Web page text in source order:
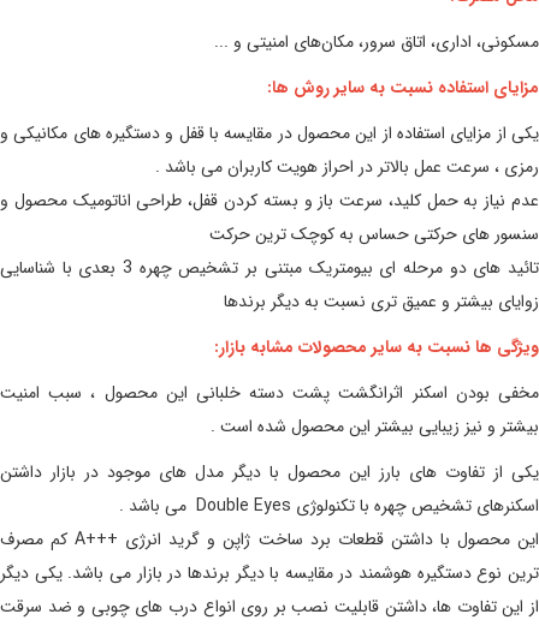
مسکونی، اداری، اتاق سرور، مکان‌های امنیتی و ...
مزایای استفاده نسبت به سایر روش ها:
یکی از مزایای استفاده از این محصول در مقایسه با قفل و دستگیره های مکانیکی و
رمزی ، سرعت عمل بالاتر در احراز هویت کاربران می باشد .
عدم نیاز به حمل کلید، سرعت باز و بسته کردن قفل، طراحی اناتومیک محصول و
سنسور های حرکتی حساس به کوچک ترین حرکت
تائید های دو مرحله ای بیومتریک مبتنی بر تشخیص چهره 3 بعدی با شناسایی
زوایای بیشتر و عمیق تری نسبت به دیگر برندها
ویژگی ها نسبت به سایر محصولات مشابه بازار:
مخفی بودن اسکنر اثرانگشت پشت دسته خلبانی این محصول ، سبب امنیت
بیشتر و نیز زیبایی بیشتر این محصول شده است .
یکی از تفاوت های بارز این محصول با دیگر مدل های موجود در بازار داشتن
اسکنرهای تشخیص چهره با تکنولوژی Double Eyes می باشد .
این محصول با داشتن قطعات برد ساخت ژاپن و گرید انرژی A+++کم مصرف
ترین نوع دستگیره هوشمند در مقایسه با دیگر برندها در بازار می باشد. یکی دیگر
از این تفاوت ها، داشتن قابلیت نصب بر روی انواع درب های چوبی و ضد سرقت